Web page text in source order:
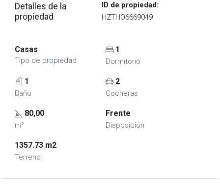
Detalles de la
propiedad
ID de propiedad:
HZTHO6669049
Casas
Tipo de propiedad
1
Dormitorio
1
Baño
2
Cocheras
80,00
m²
Frente
Disposición
1357.73 m2
Terreno